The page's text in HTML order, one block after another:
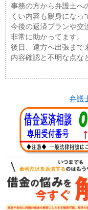
事務の方から弁護士へ
くい内容も親身になっ
今後の返済プランや交
非常に助かってます。
後日、遠方へ出張まで
内容確認と不明な点な
弁護